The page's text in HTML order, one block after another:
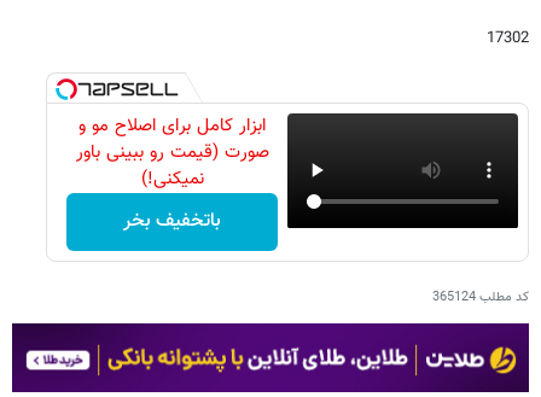
17302
ابزار کامل برای اصلاح مو و
صورت (قیمت رو ببینی باور
نمیکنی!)
باتخفیف بخر
کد مطلب365124